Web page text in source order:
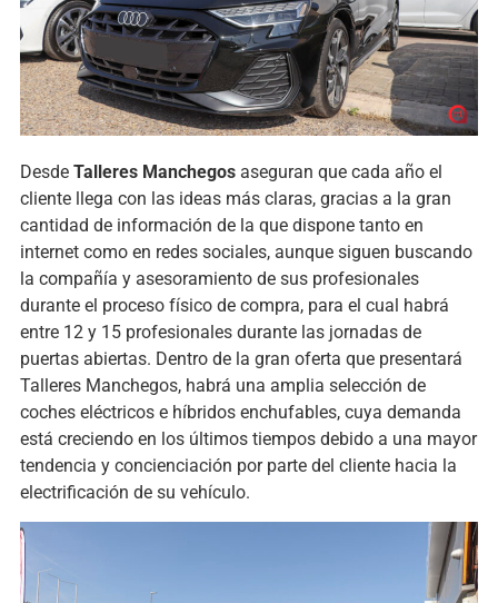
Desde Talleres Manchegosaseguran que cada año el
cliente llega con las ideas más claras, gracias a la gran
cantidad de información de la que dispone tanto en
internet como en redes sociales, aunque siguen buscando
la compañía y asesoramiento de sus profesionales
durante el proceso físico de compra, para el cual habrá
entre 12 y 15 profesionales durante las jornadas de
puertas abiertas. Dentro de la gran oferta que presentará
Talleres Manchegos, habrá una amplia selección de
coches eléctricos e híbridos enchufables, cuya demanda
está creciendo en los últimos tiempos debido a una mayor
tendencia y concienciación por parte del cliente hacia la
electrificación de su vehículo.